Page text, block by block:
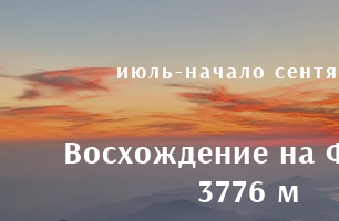
июль-начало
Восхождение на
3776 м